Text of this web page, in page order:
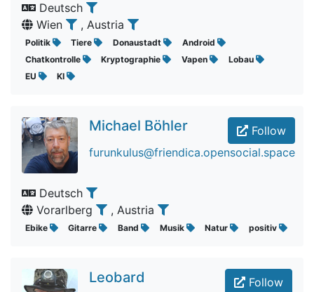
Deutsch
Wien
, Austria
Politik Tiere Donaustadt
Android
Chatkontrolle
Kryptographie Vapen
Lobau
EU
KI
Follow
Michael Böhler
furunkulus@friendica.opensocial.space
Deutsch
Vorarlberg
, Austria
Ebike Gitarre Band Musik Natur positiv
Follow
Leobard